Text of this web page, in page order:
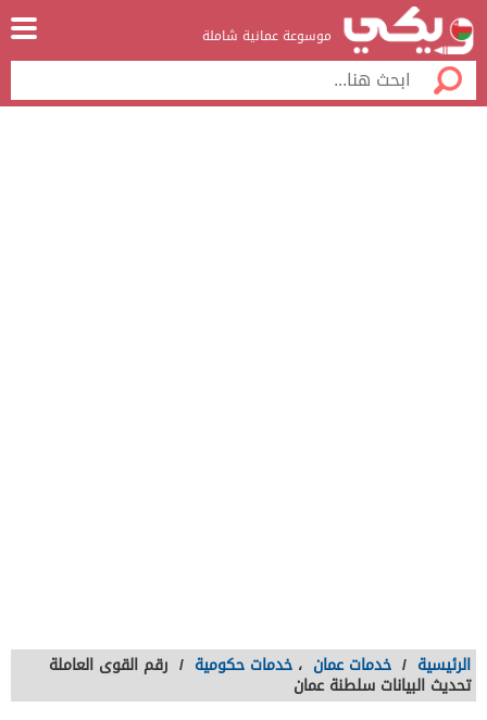
موسوعة عمانية شاملة
الرئيسية / خدمات عمان ، خدمات حكومية / رقم القوى العاملة
تحديث البيانات سلطنة عمان